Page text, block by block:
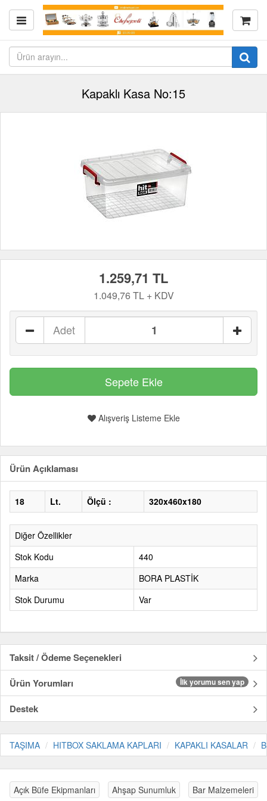
Kapaklı Kasa No:15
1.259,71 TL
1.049,76 TL + KDV
Adet
Alışveriş Listeme Ekle
Ürün Açıklaması
18 Lt. Ölçü : 320x460x180
Diğer Özellikler
Stok Kodu
440
Marka
BORA PLASTİK
Stok Durumu
Var
Taksit / Ödeme Seçenekleri
Ürün Yorumları
İlk yorumu sen yap
Destek
TAŞIMA HITBOX SAKLAMA KAPLARI KAPAKLI KASALAR
Açık Büfe Ekipmanları Ahşap Sunumluk Bar Malzemeleri